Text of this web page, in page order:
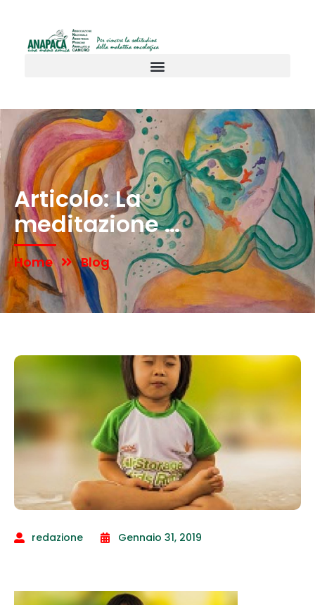
Articolo: La
meditazione …
Home Blog
redazione Gennaio 31, 2019